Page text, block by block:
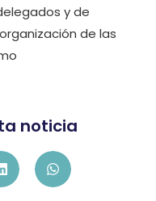
y de
de las
noticia